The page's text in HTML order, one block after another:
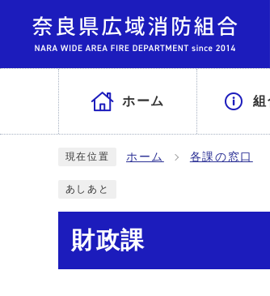
ホーム 組
現在位置 ホーム 各課の窓口
あしあと
財政課